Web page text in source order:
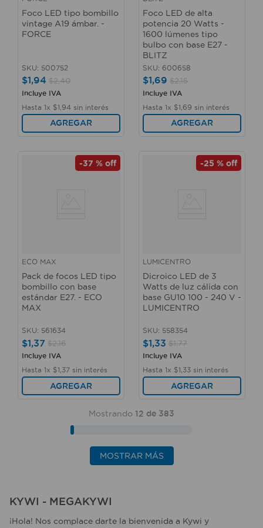
Foco LED tipo bombillo
vintage A19 ámbar. -
FORCE
SKU: 500752
$1,94 $2,40
Incluye IVA
Hasta 1x $1 94 sin interés
AGREGAR
Foco LED de alta
potencia 20 Watts -
1600 lúmenes tipo
bulbo con base E27 -
BLITZ
SKU: 600658
$1,69 $2,15
Incluye IVA
Hasta 1x $1 69 sin interés
AGREGAR
-37 % off
ECO MAX
Pack de focos LED tipo
bombillo con base
estándar E27. - ECO
MAX
SKU: 561634
$1,37 $2,16
Incluye IVA
Hasta 1x $1 37 sin interés
AGREGAR
-25 % off
LUMICENTRO
Dicroico LED de 3
Watts de luz cálida con
base GU10 100 - 240 V -
LUMICENTRO
SKU: 558354
$1,33 $1,77
Incluye IVA
Hasta 1x $1 33 sin interés
AGREGAR
Mostrando 12 de 383
MOSTRAR MÁS
KYWI - MEGAKYWI
¡Hola! Nos complace darte la bienvenida a Kywi y